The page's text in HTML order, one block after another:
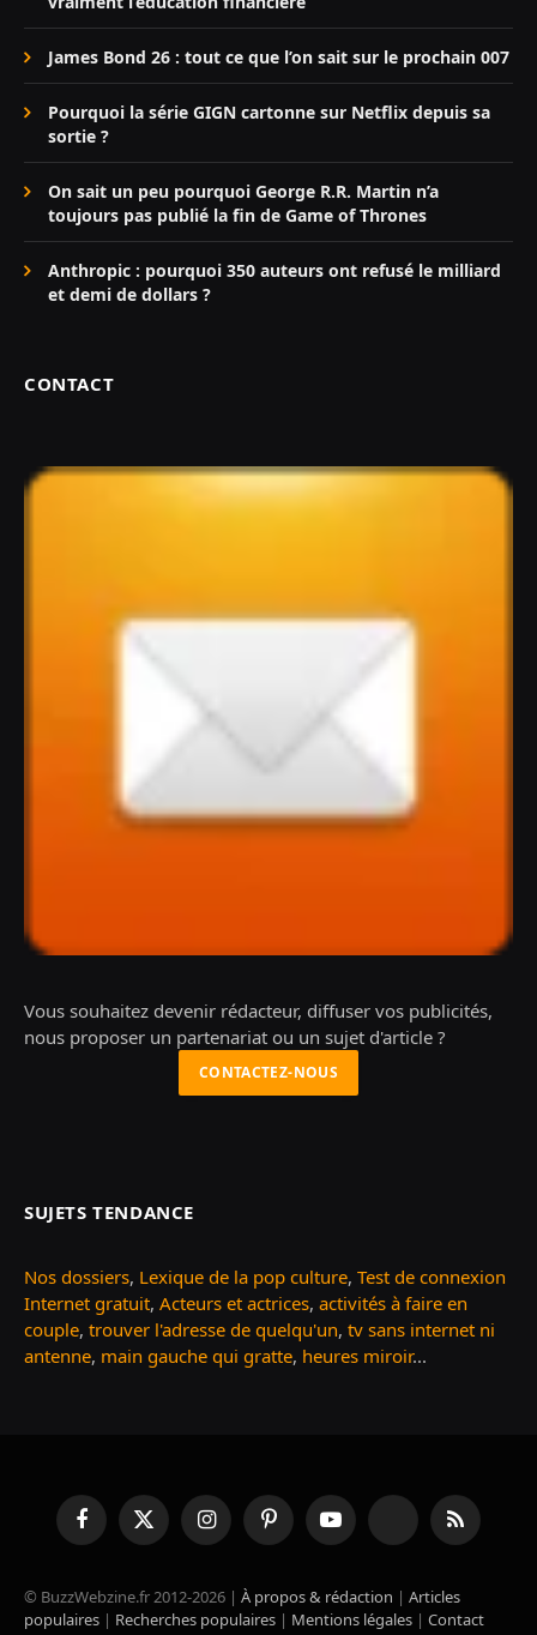
James Bond 26 : tout ce que l’on sait sur le prochain 007
Pourquoi la série GIGN cartonne sur Netflix depuis sa
sortie ?
On sait un peu pourquoi George R.R. Martin n’a
toujours pas publié la fin de Game of Thrones
Anthropic : pourquoi 350 auteurs ont refusé le milliard
et demi de dollars ?
CONTACT
Vous souhaitez devenir rédacteur, diffuser vos publicités,
nous proposer un partenariat ou un sujet d'article ?
CONTACTEZ-NOUS
SUJETS TENDANCE
Nos dossiers, Lexique de la pop culture, Test de connexion
Internet gratuit, Acteurs et actrices, activités à faire en
couple, trouver l'adresse de quelqu'un, tv sans internet ni
antenne, main gauche qui gratte, heures miroir...
FacebookX
(Twitter)
InstagramPinterestYouTube TikTok RSS
© BuzzWebzine.fr 2012-2026 | À propos & rédaction | Articles
populaires | Recherches populaires | Mentions légales | Contact